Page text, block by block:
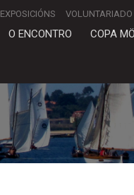
EXPOSICIÓNS VOLUNTARIADO
O ENCONTRO COPA